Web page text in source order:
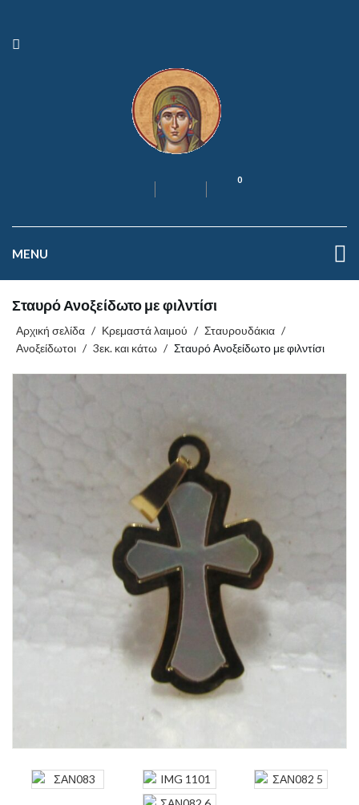
0
MENU
Σταυρό Ανοξείδωτο με φιλντίσι
Αρχική σελίδα / Κρεμαστά λαιμού / Σταυρουδάκια /
Ανοξείδωτοι / 3εκ. και κάτω / Σταυρό Ανοξείδωτο με φιλντίσι